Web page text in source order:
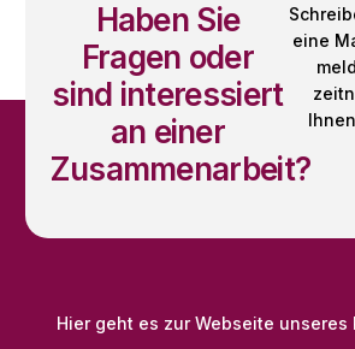
Haben Sie
Fragen oder
sind interessiert
an einer
Zusammenarbeit?
eine
Hier geht es zur Webseite unseres